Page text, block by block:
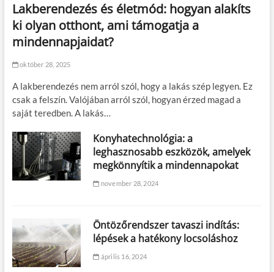
Lakberendezés és életmód: hogyan alakíts
ki olyan otthont, ami támogatja a
mindennapjaidat?
október 28, 2025
A lakberendezés nem arról szól, hogy a lakás szép legyen. Ez
csak a felszín. Valójában arról szól, hogyan érzed magad a
saját teredben. A lakás…
Konyhatechnológia: a
leghasznosabb eszközök, amelyek
megkönnyítik a mindennapokat
november 28, 2024
Öntözőrendszer tavaszi indítás:
lépések a hatékony locsoláshoz
április 16, 2024